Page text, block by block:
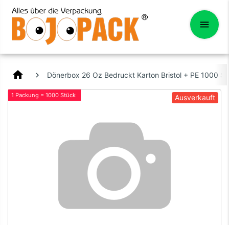
home Dönerbox 26 Oz Bedruckt Karton Bristol + PE 1000
1 Packung = 1000 Stück Ausverkauft